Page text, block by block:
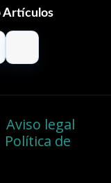
Artículos
Grok
Aviso legal
Política de